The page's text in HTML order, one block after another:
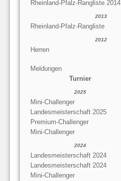
Rheinland-Pfalz-Rangliste 2014
2013
Rheinland-Pfalz-Rangliste
2012
Herren
Meldungen
Turnier
2025
Mini-Challenger
Landesmeisterschaft 2025
Premium-Challenger
Mini-Challenger
2024
Landesmeisterschaft 2024
Landesmeisterschaft 2024
Mini-Challenger